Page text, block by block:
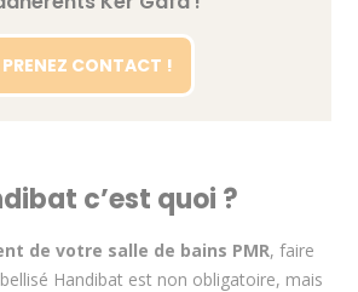
PRENEZ CONTACT !
c’est quoi ?
de votre salle de bains PMR, faire
Handibat est non obligatoire, mais